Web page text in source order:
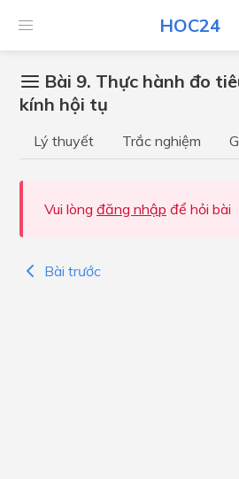
HOC24
Bài 9. Thực hành đo
kính hội tụ
Lý thuyết Trắc nghiệm
Vui lòng đăng nhập để hỏi bài
Bài trước